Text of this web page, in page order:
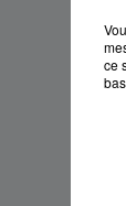
ce